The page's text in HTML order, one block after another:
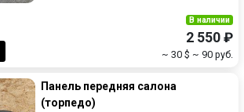
В наличии
2 550 ₽
~ 30 $ ~ 90 руб.
Панель передняя салона
(торпедо)